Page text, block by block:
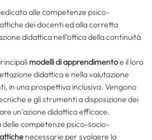
alle competenze psico-
dei docenti ed alla corretta
didattica nell’ottica della continuità
modelli di apprendimentoe il loro
didattica e nella valutazione
in una prospettiva inclusiva. Vengono
e gli strumenti a disposizione dei
un’azione didattica efficace.
delle competenze psico-socio-
necessarie per svolgere la